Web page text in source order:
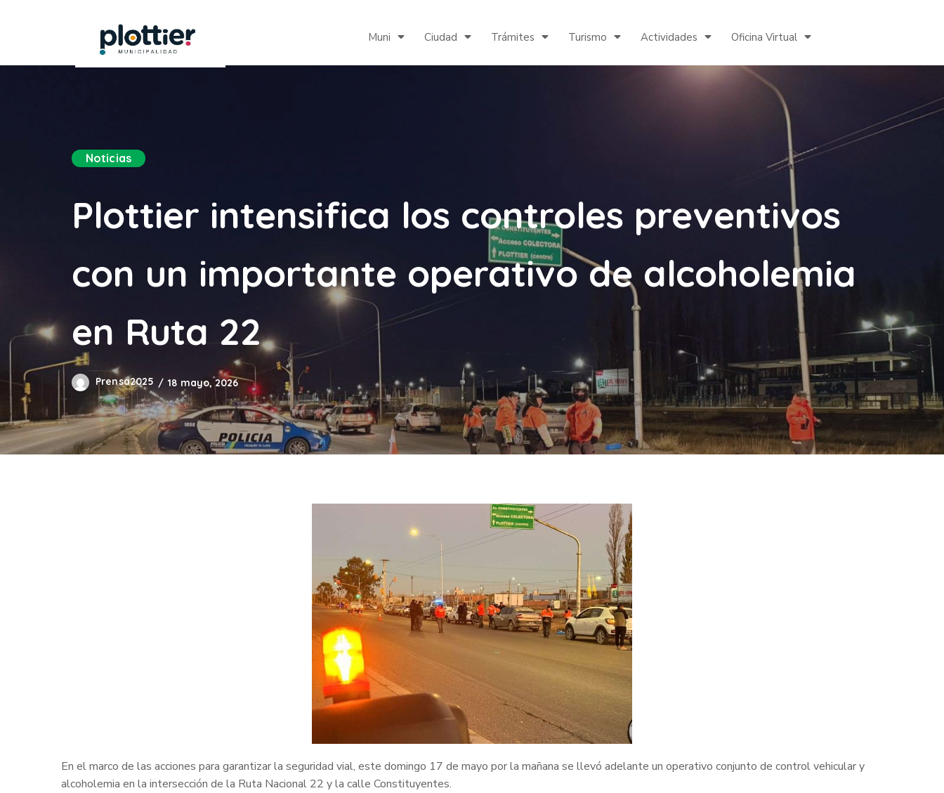
Muni Ciudad Trámites Turismo Actividades Oficina Virtual
Noticias
Plottier intensifica los controles preventivos
con un importante operativo de alcoholemia
en Ruta 22
Prensa2025 18 mayo, 2026
En el marco de las acciones para garantizar la seguridad vial, este domingo 17 de mayo por la mañana se llevó adelante un operativo conjunto de control vehicular y
alcoholemia en la intersección de la Ruta Nacional 22 y la calle Constituyentes.